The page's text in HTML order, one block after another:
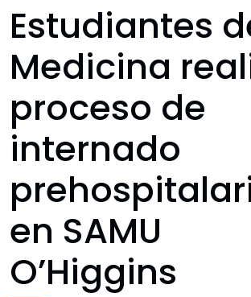
Estudiantes
Medicina
proceso de
internado
en SAMU
O’Higgins